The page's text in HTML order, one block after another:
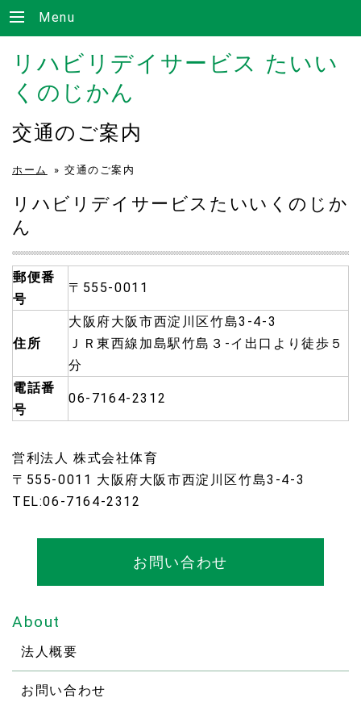
Menu
リハビリデイサービス たいい
くのじかん
交通のご案内
ホーム » 交通のご案内
リハビリデイサービスたいいくのじか
ん
郵便番
号
〒555-0011
住所
大阪府大阪市西淀川区竹島3-4-3
ＪＲ東西線加島駅竹島３-イ出口より徒歩５
分
電話番
号
06-7164-2312
営利法人 株式会社体育
〒555-0011 大阪府大阪市西淀川区竹島3-4-3
TEL:06-7164-2312
お問い合わせ
About
法人概要
お問い合わせ